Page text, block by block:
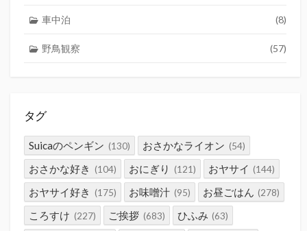
車中泊 (8)
野鳥観察 (57)
タグ
Suicaのペンギン (130) おさかなライオン (54)
おさかな好き (104) おにぎり (121) おヤサイ (144)
おヤサイ好き (175) お味噌汁 (95) お昼ごはん (278)
ころすけ (227) ご挨拶 (683) ひふみ (63)